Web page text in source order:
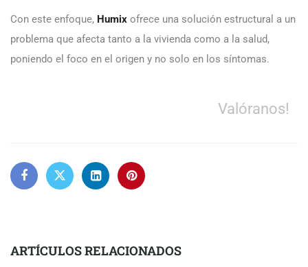
Con este enfoque, Humix ofrece una solución estructural a un
problema que afecta tanto a la vivienda como a la salud,
poniendo el foco en el origen y no solo en los síntomas.
Valóranos!
ARTÍCULOS RELACIONADOS